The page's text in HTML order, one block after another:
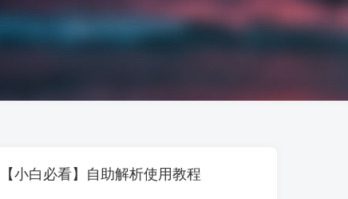
【小白必看】自助解析使用教程